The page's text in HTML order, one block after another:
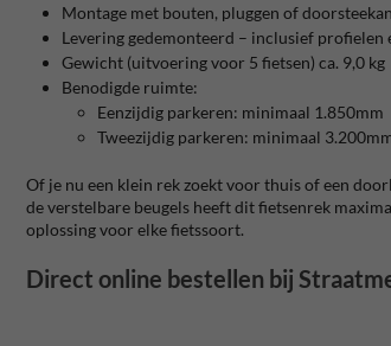
Montage met bouten, pluggen of
Levering gedemonteerd – inclusief profielen
Gewicht (uitvoering voor 5 fietsen) ca. 9,0 kg
Benodigde ruimte:
Eenzijdig parkeren: minimaal 1.850mm
Tweezijdig parkeren: minimaal
Of je nu een klein rek zoekt voor thuis of een
de verstelbare beugels heeft dit fietsenrek
oplossing voor elke fietssoort.
Direct online bestellen bij